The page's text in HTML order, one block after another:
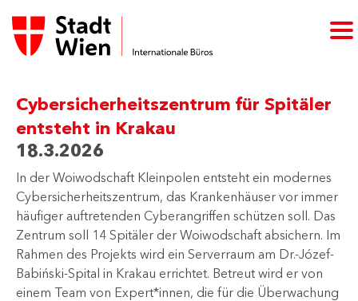
Cybersicherheitszentrum für Spitäler
entsteht in Krakau
18.3.2026
In der Woiwodschaft Kleinpolen entsteht ein modernes
Cybersicherheitszentrum, das Krankenhäuser vor immer
häufiger auftretenden Cyberangriffen schützen soll. Das
Zentrum soll 14 Spitäler der Woiwodschaft absichern. Im
Rahmen des Projekts wird ein Serverraum am Dr.-Józef-
Babiński-Spital in Krakau errichtet. Betreut wird er von
einem Team von Expert*innen, die für die Überwachung